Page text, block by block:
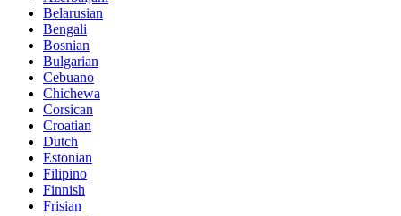
Belarusian
Bengali
Bosnian
Bulgarian
Cebuano
Chichewa
Corsican
Croatian
Dutch
Estonian
Filipino
Finnish
Frisian